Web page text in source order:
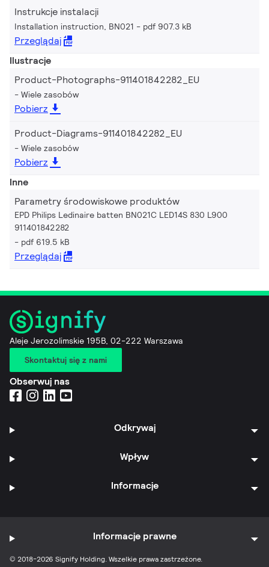
Instrukcje instalacji
Installation instruction, BN021 pdf 907.3 kB
Przeglądaj
Ilustracje
Product-Photographs-911401842282_EU
Wiele zasobów
Pobierz
Product-Diagrams-911401842282_EU
Wiele zasobów
Pobierz
Inne
Parametry środowiskowe produktów
EPD Philips Ledinaire batten BN021C LED14S 830 L900
911401842282
pdf 619.5 kB
Przeglądaj
Aleje Jerozolimskie 195B, 02-222 Warszawa
Skontaktuj się z nami
Obserwuj nas
Odkrywaj
Wpływ
Informacje
© 2018-2026 Signify Holding. Wszelkie prawa zastrzeżone.
Informacje prawne